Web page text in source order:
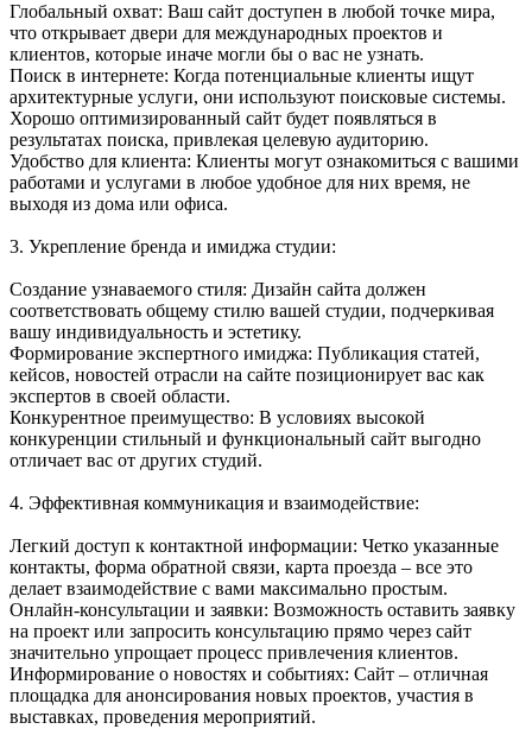
Глобальный охват: Ваш сайт доступен в любой точке мира,
что открывает двери для международных проектов и
клиентов, которые иначе могли бы о вас не узнать.
Поиск в интернете: Когда потенциальные клиенты ищут
архитектурные услуги, они используют поисковые системы.
Хорошо оптимизированный сайт будет появляться в
результатах поиска, привлекая целевую аудиторию.
Удобство для клиента: Клиенты могут ознакомиться с вашими
работами и услугами в любое удобное для них время, не
выходя из дома или офиса.
3. Укрепление бренда и имиджа студии:
Создание узнаваемого стиля: Дизайн сайта должен
соответствовать общему стилю вашей студии, подчеркивая
вашу индивидуальность и эстетику.
Формирование экспертного имиджа: Публикация статей,
кейсов, новостей отрасли на сайте позиционирует вас как
экспертов в своей области.
Конкурентное преимущество: В условиях высокой
конкуренции стильный и функциональный сайт выгодно
отличает вас от других студий.
4. Эффективная коммуникация и взаимодействие:
Легкий доступ к контактной информации: Четко указанные
контакты, форма обратной связи, карта проезда – все это
делает взаимодействие с вами максимально простым.
Онлайн-консультации и заявки: Возможность оставить заявку
на проект или запросить консультацию прямо через сайт
значительно упрощает процесс привлечения клиентов.
Информирование о новостях и событиях: Сайт – отличная
площадка для анонсирования новых проектов, участия в
выставках, проведения мероприятий.